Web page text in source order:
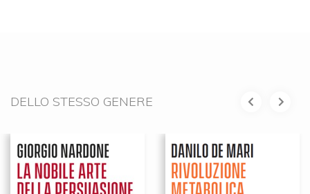
DELLO STESSO GENERE